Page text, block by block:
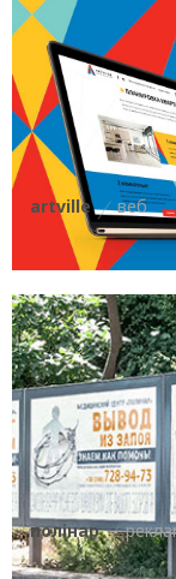
artville веб
полінар